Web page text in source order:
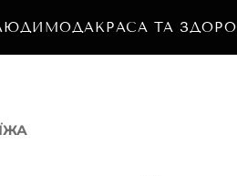
МОДАКРАСА ТА